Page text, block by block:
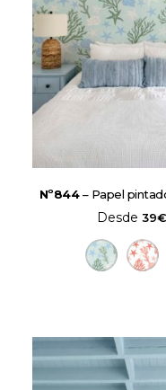
Nº844– Papel
Desde 39€